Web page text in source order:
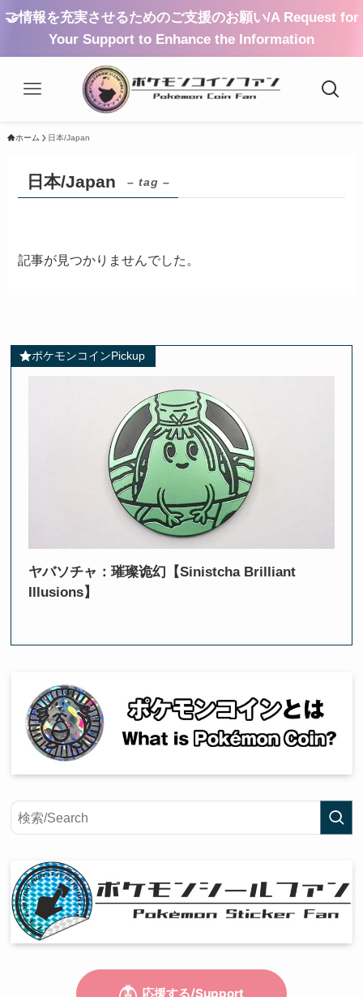
🤝情報を充実させるためのご支援のお願い/A Request for
Your Support to Enhance the Information
ホーム 日本/Japan
日本/Japan – tag –
記事が見つかりませんでした。
ポケモンコインPickup
ヤバソチャ：璀璨诡幻【Sinistcha Brilliant
Illusions】